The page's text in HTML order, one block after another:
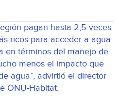
pagan hasta 2,5 veces
ricos para acceder a agua
en términos del manejo de
menos el impacto que
agua”, advirtió el director
ONU-Habitat.